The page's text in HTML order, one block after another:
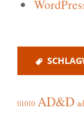
01010 AD&D